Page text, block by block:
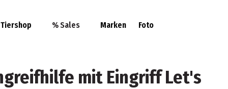
Tiershop % Sales Marken Foto
mit Eingriff Let's